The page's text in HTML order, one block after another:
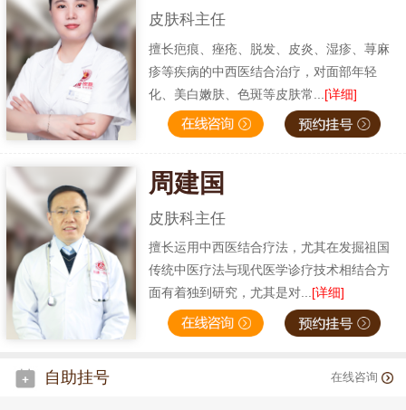
皮肤科主任
擅长疤痕、痤疮、脱发、皮炎、湿疹、荨麻
疹等疾病的中西医结合治疗，对面部年轻
化、美白嫩肤、色斑等皮肤常... [详细]
周建国
皮肤科主任
擅长运用中西医结合疗法，尤其在发掘祖国
传统中医疗法与现代医学诊疗技术相结合方
面有着独到研究，尤其是对...[详细]
自助挂号 在线咨询